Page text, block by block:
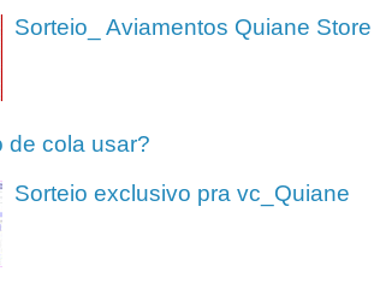
Sorteio_ Aviamentos Quiane Store
de cola usar?
Sorteio exclusivo pra vc_Quiane